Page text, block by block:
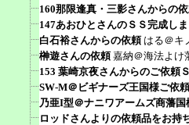
160那限逢真・三影さんからの
147あおひとさんのＳＳ完成し
白石裕さんからの依頼 はる＠キ
榊遊さんの依頼 嘉納＠海法よけ
153 葉崎京夜さんからのご依頼
SW-M＠ビギナーズ王国様ご依
乃亜I型＠ナニワアームズ商藩国
ロッドさんよりの依頼品をお持